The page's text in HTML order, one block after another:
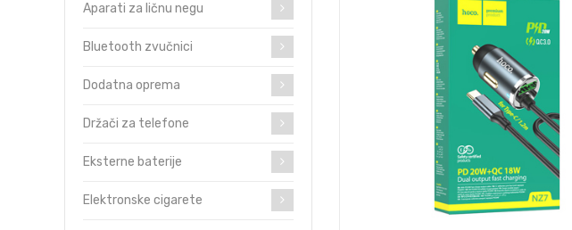
Aparati za ličnu negu
Bluetooth zvučnici
Dodatna oprema
Držači za telefone
Eksterne baterije
Elektronske cigarete